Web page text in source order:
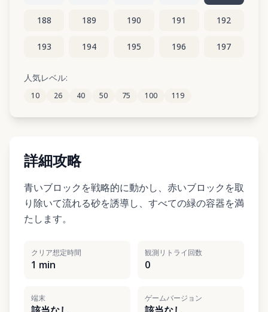
188 189 190 191 192
193 194 195 196 197
198
203 204 205 206
人気レベル:
10 26 40 50 75 100 119
詳細攻略
青いブロックを戦略的に動かし、赤いブロックを取
り除いて流れる砂を誘導し、すべての緑の容器を満
たします。
クリア想定時間
1 min
観測リトライ回数
0
端末 ゲームバージョン